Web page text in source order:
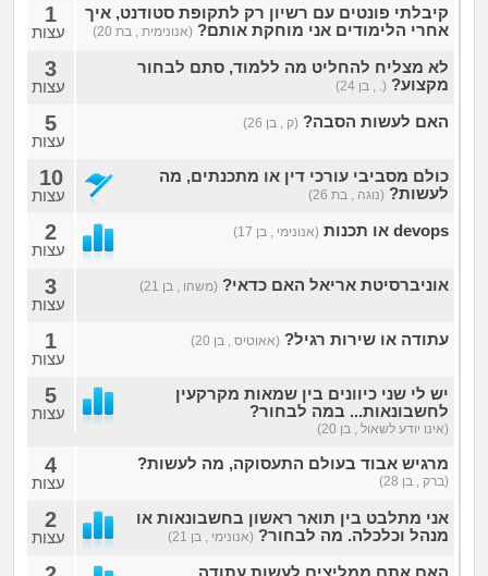
קיבלתי פונטים עם רשיון רק לתקופת סטודנט, איך
אחרי הלימודים אני מוחקת אותם? (אנונימית , בת 20)
1
עצות
לא מצליח להחליט מה ללמוד, סתם לבחור
מקצוע? (. , בן 24)
3
עצות
האם לעשות הסבה? (ק , בן 26) 5
עצות
כולם מסביבי עורכי דין או מתכנתים, מה
לעשות? (נוגה , בת 26)
10
עצות
devops או תכנות (אנונימי , בן 17) 2
עצות
אוניברסיטת אריאל האם כדאי? (משהו , בן 21) 3
עצות
עתודה או שירות רגיל? (אאוטיס , בן 20) 1
עצות
יש לי שני כיוונים בין שמאות מקרקעין
לחשבונאות... במה לבחור?
(אינו יודע לשאול , בן 20)
5
עצות
מרגיש אבוד בעולם התעסוקה, מה לעשות?
(ברק , בן 28)
4
עצות
אני מתלבט בין תואר ראשון בחשבונאות או
מנהל וכלכלה. מה לבחור? (אנונימי , בן 21)
2
עצות
האם אתם ממליצים לעשות עתודה